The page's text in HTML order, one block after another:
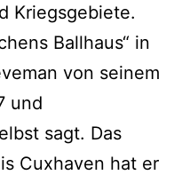
Kriegsgebiete.
Ballhaus“ in
von seinem
und
sagt. Das
Cuxhaven hat er